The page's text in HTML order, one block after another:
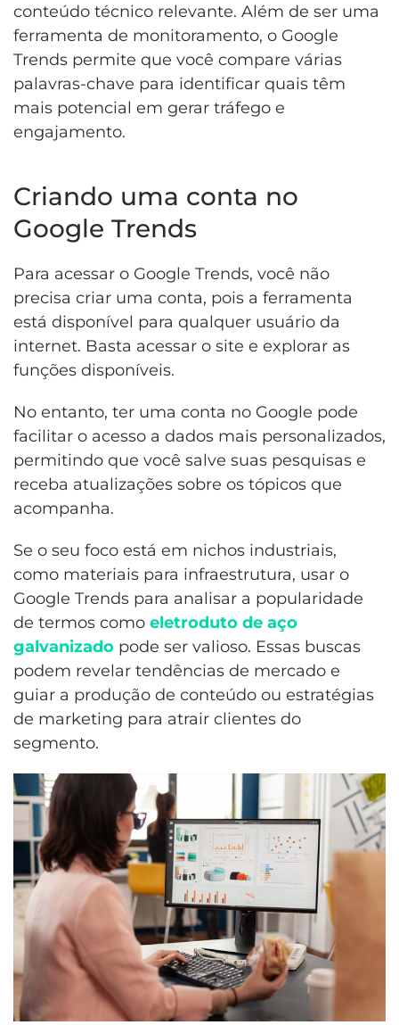
conteúdo técnico relevante. Além de ser uma
ferramenta de monitoramento, o Google
Trends permite que você compare várias
palavras-chave para identificar quais têm
mais potencial em gerar tráfego e
engajamento.
Criando uma conta no
Google Trends
Para acessar o Google Trends, você não
precisa criar uma conta, pois a ferramenta
está disponível para qualquer usuário da
internet. Basta acessar o site e explorar as
funções disponíveis.
No entanto, ter uma conta no Google pode
facilitar o acesso a dados mais personalizados,
permitindo que você salve suas pesquisas e
receba atualizações sobre os tópicos que
acompanha.
Se o seu foco está em nichos industriais,
como materiais para infraestrutura, usar o
Google Trends para analisar a popularidade
de termos como eletroduto de aço
galvanizado pode ser valioso. Essas buscas
podem revelar tendências de mercado e
guiar a produção de conteúdo ou estratégias
de marketing para atrair clientes do
segmento.